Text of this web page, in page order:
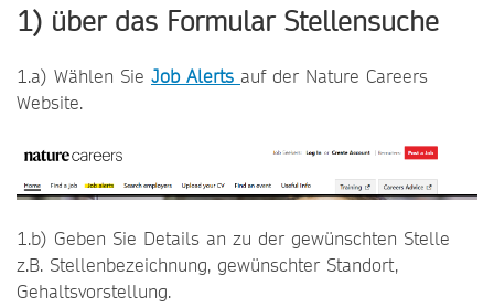
1) über das Formular Stellensuche
1.a) Wählen Sie Job Alerts auf der Nature Careers
Website.
1.b) Geben Sie Details an zu der gewünschten Stelle
z.B. Stellenbezeichnung, gewünschter Standort,
Gehaltsvorstellung.